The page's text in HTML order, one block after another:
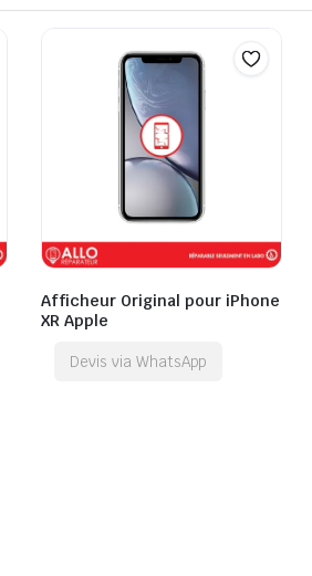
Afficheur Original pour iPhone
XR Apple
Devis via WhatsApp